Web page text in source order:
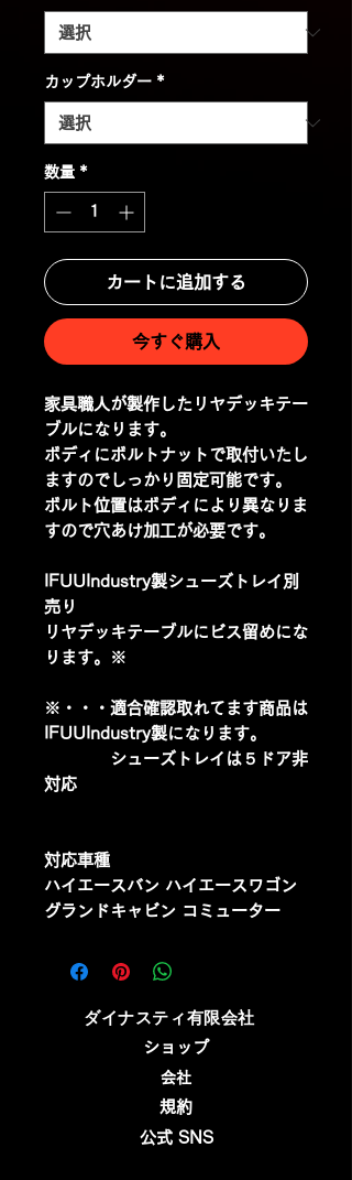
カップホルダー *
数量 *
カートに追加する
今すぐ購入
家具職人が製作したリヤデッキテー
ブルになります。
ボディにボルトナットで取付いたし
ますのでしっかり固定可能です。
ボルト位置はボディにより異なりま
すので穴あけ加工が必要です。
IFUUIndustry製シューズトレイ別
売り
リヤデッキテーブルにビス留めにな
ります。※
※・・・適合確認取れてます商品は
IFUUIndustry製になります。
シューズトレイは５ドア非
対応
対応車種
ハイエースバン ハイエースワゴン
グランドキャビン コミューター
​ダイナスティ有限会社
ショップ
会社
規約
公式 SNS